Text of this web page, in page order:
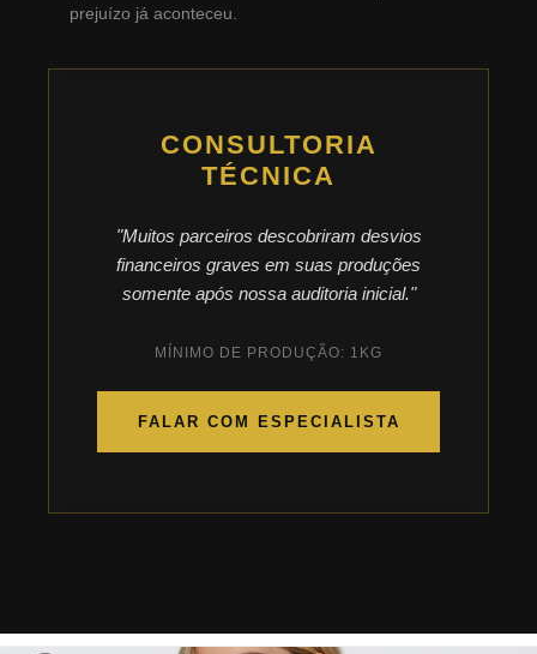
prejuízo já aconteceu.
CONSULTORIA
TÉCNICA
"Muitos parceiros descobriram desvios
financeiros graves em suas produções
somente após nossa auditoria inicial."
MÍNIMO DE PRODUÇÃO: 1KG
FALAR COM ESPECIALISTA